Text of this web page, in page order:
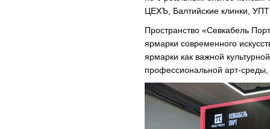
ЦЕХЪ, Балтийские клинки,
Пространство «Севкабель
ярмарки современного
ярмарки как важной
профессиональной арт-среды,